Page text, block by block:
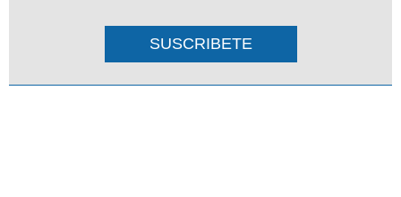
SUSCRIBETE